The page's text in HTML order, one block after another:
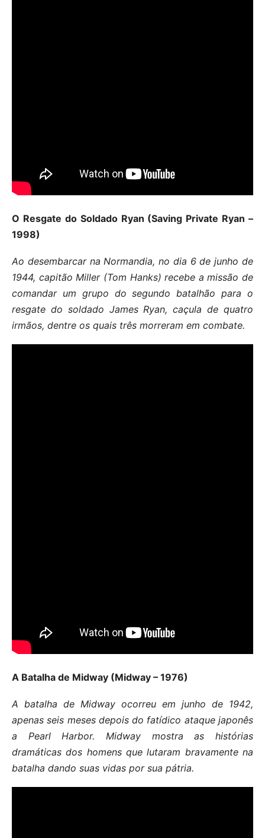
O Resgate do Soldado Ryan (Saving Private Ryan –
1998)
Ao desembarcar na Normandia, no dia 6 de junho de
1944, capitão Miller (Tom Hanks) recebe a missão de
comandar um grupo do segundo batalhão para o
resgate do soldado James Ryan, caçula de quatro
irmãos, dentre os quais três morreram em combate.
A Batalha de Midway (Midway – 1976)
A batalha de Midway ocorreu em junho de 1942,
apenas seis meses depois do fatídico ataque japonês
a Pearl Harbor. Midway mostra as histórias
dramáticas dos homens que lutaram bravamente na
batalha dando suas vidas por sua pátria.